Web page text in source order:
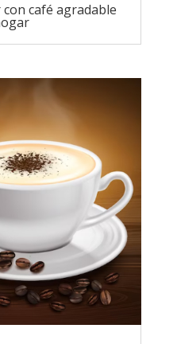
café agradable